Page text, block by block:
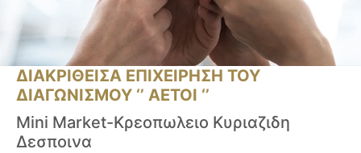
ΔΙΑΚΡΙΘΕΙΣΑ ΕΠΙΧΕΙΡΗΣΗ ΤΟΥ
ΔΙΑΓΩΝΙΣΜΟΥ ‘’ ΑΕΤΟΙ ‘’
Mini Market-Κρεοπωλειο Κυριαζιδη
Δεσποινα